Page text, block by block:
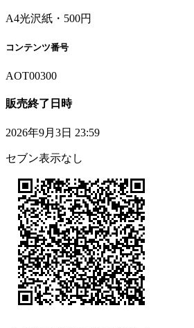
A4光沢紙・500円
コンテンツ番号
AOT00300
販売終了日時
2026年9月3日 23:59
セブン表示なし